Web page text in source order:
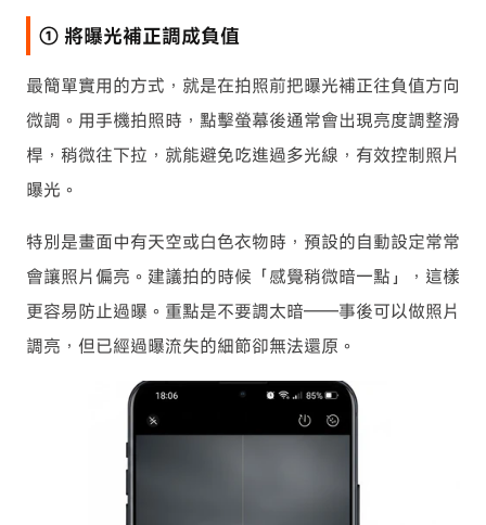
① 將曝光補正調成負值
最簡單實用的方式，就是在拍照前把曝光補正往負值方向
微調。用手機拍照時，點擊螢幕後通常會出現亮度調整滑
桿，稍微往下拉，就能避免吃進過多光線，有效控制照片
曝光。
特別是畫面中有天空或白色衣物時，預設的自動設定常常
會讓照片偏亮。建議拍的時候「感覺稍微暗一點」，這樣
更容易防止過曝。重點是不要調太暗——事後可以做照片
調亮，但已經過曝流失的細節卻無法還原。